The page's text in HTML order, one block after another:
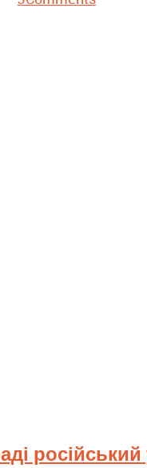
російський